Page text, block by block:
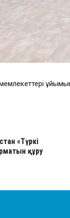
«Түркі
құру